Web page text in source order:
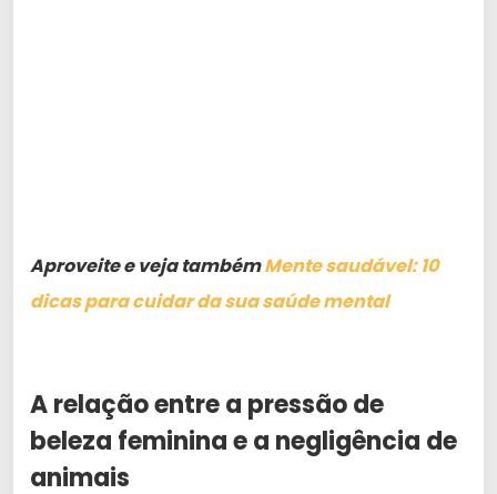
Aproveite e veja tambémMente saudável: 10
dicas para cuidar da sua saúde mental
A relação entre a pressão de
beleza feminina e a negligência de
animais